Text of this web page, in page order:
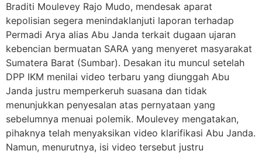
Braditi Moulevey Rajo Mudo, mendesak aparat
kepolisian segera menindaklanjuti laporan terhadap
Permadi Arya alias Abu Janda terkait dugaan ujaran
kebencian bermuatan SARA yang menyeret masyarakat
Sumatera Barat (Sumbar). Desakan itu muncul setelah
DPP IKM menilai video terbaru yang diunggah Abu
Janda justru memperkeruh suasana dan tidak
menunjukkan penyesalan atas pernyataan yang
sebelumnya menuai polemik. Moulevey mengatakan,
pihaknya telah menyaksikan video klarifikasi Abu Janda.
Namun, menurutnya, isi video tersebut justru